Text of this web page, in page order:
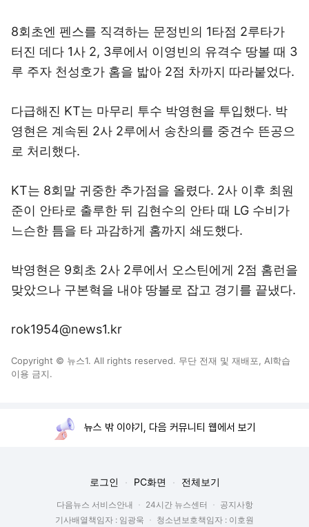
8회초엔 펜스를 직격하는 문정빈의 1타점 2루타가
터진 데다 1사 2, 3루에서 이영빈의 유격수 땅볼 때 3
루 주자 천성호가 홈을 밟아 2점 차까지 따라붙었다.
다급해진 KT는 마무리 투수 박영현을 투입했다. 박
영현은 계속된 2사 2루에서 송찬의를 중견수 뜬공으
로 처리했다.
KT는 8회말 귀중한 추가점을 올렸다. 2사 이후 최원
준이 안타로 출루한 뒤 김현수의 안타 때 LG 수비가
느슨한 틈을 타 과감하게 홈까지 쇄도했다.
박영현은 9회초 2사 2루에서 오스틴에게 2점 홈런을
맞았으나 구본혁을 내야 땅볼로 잡고 경기를 끝냈다.
rok1954@news1.kr
Copyright © 뉴스1. All rights reserved. 무단 전재 및 재배포, AI학습
이용 금지.
뉴스 밖 이야기, 다음 커뮤니티 웹에서 보기
로그인 PC화면 전체보기
다음뉴스 서비스안내 24시간 뉴스센터
공지사항
기사배열책임자 : 임광욱
청소년보호책임자 : 이호원